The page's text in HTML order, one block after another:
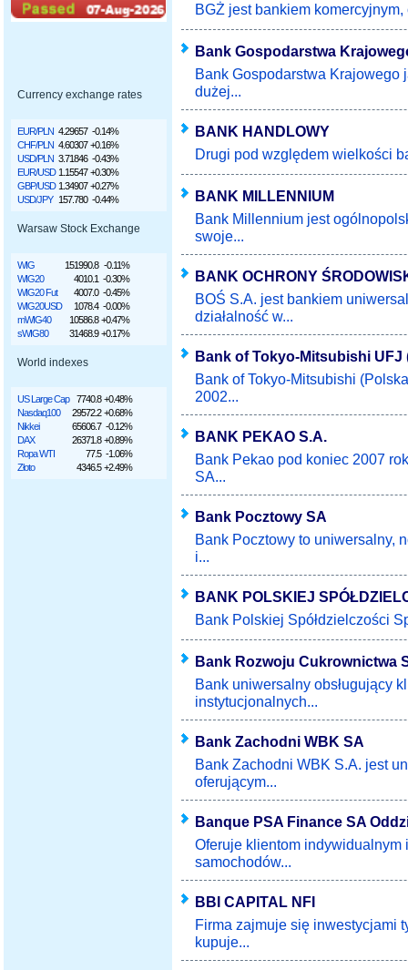
Currency exchange rates
EUR/PLN 4.29657 -0.14%
CHF/PLN 4.60307 +0.16%
USD/PLN 3.71846 -0.43%
EUR/USD 1.15547 +0.30%
GBP/USD 1.34907 +0.27%
USD/JPY 157.780 -0.44%
Warsaw Stock Exchange
WIG 151990.8 -0.11%
WIG20
4010.1 -0.30%
WIG20 Fut
4007.0 -0.45%
WIG20USD
1078.4 -0.00%
mWIG40
10586.8 +0.47%
sWIG80
31468.9 +0.17%
World indexes
US Large Cap 7740.8 +0.48%
Nasdaq100
29572.2 +0.68%
Nikkei
65606.7 -0.12%
DAX
26371.8 +0.89%
Ropa WTI
77.5 -1.06%
Złoto
4346.5 +2.49%
BGŻ jest bankiem
Bank Gospodarstwa
Bank Gospodarstwa Krajowego
dużej...
BANK HANDLOWY
Drugi pod względem wielkości
BANK MILLENNIUM
Bank Millennium jest
swoje...
BANK OCHRONY
BOŚ S.A. jest bankiem
działalność w...
Bank of Tokyo-Mitsubishi UFJ
Bank of Tokyo-Mitsubishi
2002...
BANK PEKAO S.A.
Bank Pekao pod koniec 2007
SA...
Bank Pocztowy SA
Bank Pocztowy to uniwersalny,
i...
BANK POLSKIEJ
Bank Polskiej Spółdzielczości
Bank Rozwoju Cukrownictwa
Bank uniwersalny obsługujący
instytucjonalnych...
Bank Zachodni WBK SA
Bank Zachodni WBK S.A. jest
oferującym...
Banque PSA Finance SA
Oferuje klientom
samochodów...
BBI CAPITAL NFI
Firma zajmuje się inwestycjami
kupuje...